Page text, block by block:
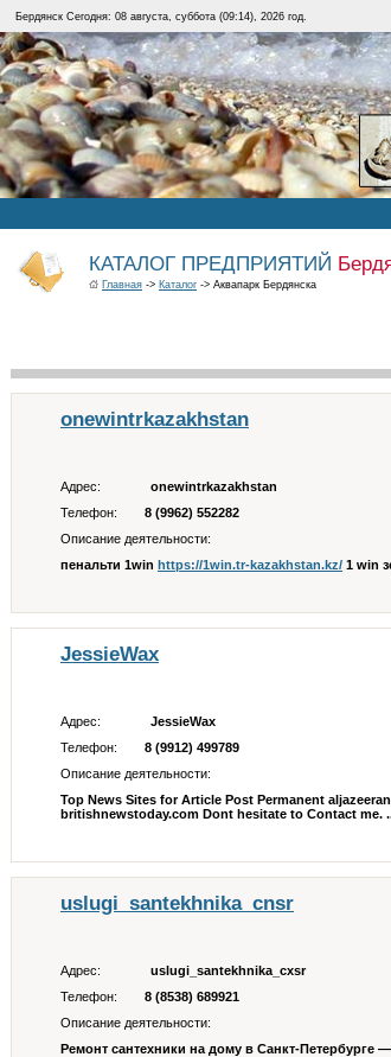
Бердянск Сегодня: 08 августа, суббота (09:14), 2026 год.
КАТАЛОГ ПРЕДПРИЯТИЙ
Главная -> Каталог -> Аквапарк Бердянска
onewintrkazakhstan
Адрес:
onewintrkazakhstan
Телефон:
8 (9962) 552282
Описание деятельности:
пенальти 1win https://1win.tr-kazakhstan.kz/ 1 win
JessieWax
Адрес:
JessieWax
Телефон:
8 (9912) 499789
Описание деятельности:
Top News Sites for Article Post Permanent
britishnewstoday.com Dont hesitate to Contact me.
uslugi_santekhnika_cnsr
Адрес:
uslugi_santekhnika_cxsr
Телефон:
8 (8538) 689921
Описание деятельности:
Ремонт сантехники на дому в Санкт-Петербурге